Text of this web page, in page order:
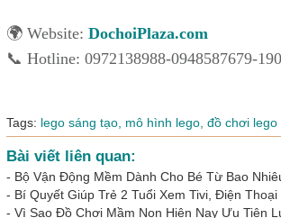
🌍 Website: DochoiPlaza.com
📞 Hotline: 0972138988-0948587679-
Tags: lego sáng tạo, mô hình lego, đồ chơi lego
Bài viết liên quan:
- Bộ Vận Động Mềm Dành Cho Bé Từ Bao
- Bí Quyết Giúp Trẻ 2 Tuổi Xem Tivi, Điện Thoại
- Vì Sao Đồ Chơi Mầm Non Hiện Nay Ưu Tiên